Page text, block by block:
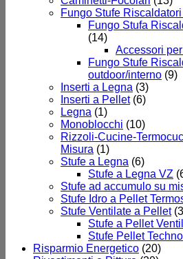
Fungo Stufe
Fungo Stufa
(14)
Accessori
Fungo Stufe
outdoor/interno (9)
Inserti a Legna (3)
Inserti a Pellet (6)
Legna (1)
Monoblocchi (10)
Rizzoli-Cucine-
Misura (1)
Stufe a Legna (6)
Stufe a Legna VZ
Stufe ad accumulo su
Stufe Idro a Pellet
Stufe Ventilate a Pellet
Stufe a Pellet
Stufe Pellet
Risparmio Energetico (20)